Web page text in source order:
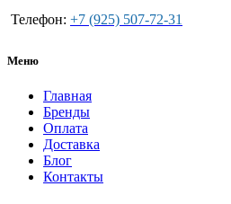
Телефон: +7 (925) 507-72-31
Меню
Главная
Бренды
Оплата
Доставка
Блог
Контакты